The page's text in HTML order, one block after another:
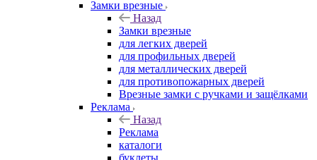
Замки врезные
Назад
Замки врезные
для легких дверей
для профильных дверей
для металлических дверей
для противопожарных дверей
Врезные замки с ручками и защёлками
Реклама
Назад
Реклама
каталоги
буклеты